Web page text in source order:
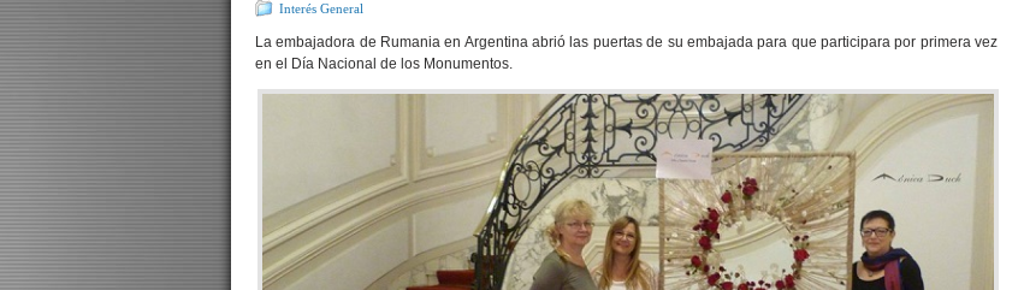
Interés General
La embajadora de Rumania en Argentina abrió las puertas de su embajada para que participara por primera vez
en el Día Nacional de los Monumentos.